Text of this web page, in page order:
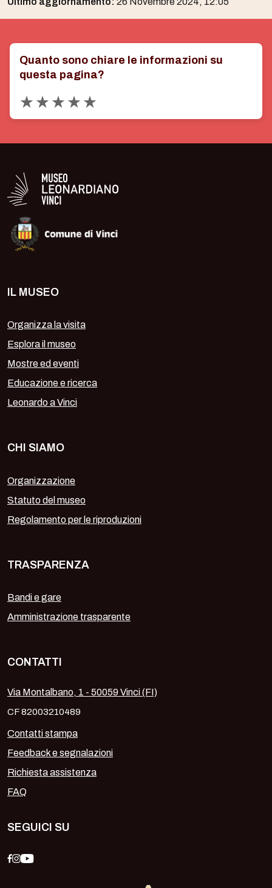
Quanto sono chiare le informazioni su
questa pagina?
IL MUSEO
Organizza la visita
Esplora il museo
Mostre ed eventi
Educazione e ricerca
Leonardo a Vinci
CHI SIAMO
Organizzazione
Statuto del museo
Regolamento per le riproduzioni
TRASPARENZA
Bandi e gare
Amministrazione trasparente
CONTATTI
Via Montalbano, 1 - 50059 Vinci (FI)
CF 82003210489
Contatti stampa
Feedback e segnalazioni
Richiesta assistenza
FAQ
SEGUICI SU